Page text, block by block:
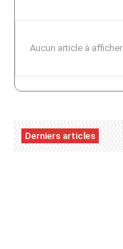
Aucun article à afficher
Derniers articles